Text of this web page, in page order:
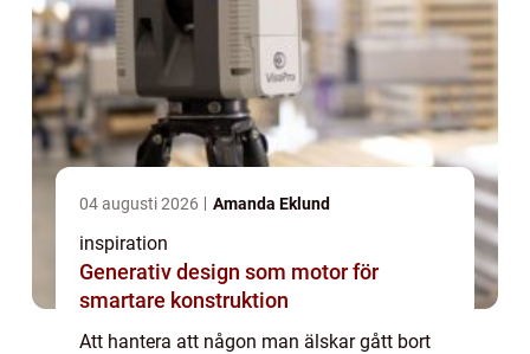
04 augusti 2026 Amanda Eklund
inspiration
Generativ design som motor för
smartare konstruktion
Att hantera att någon man älskar gått bort